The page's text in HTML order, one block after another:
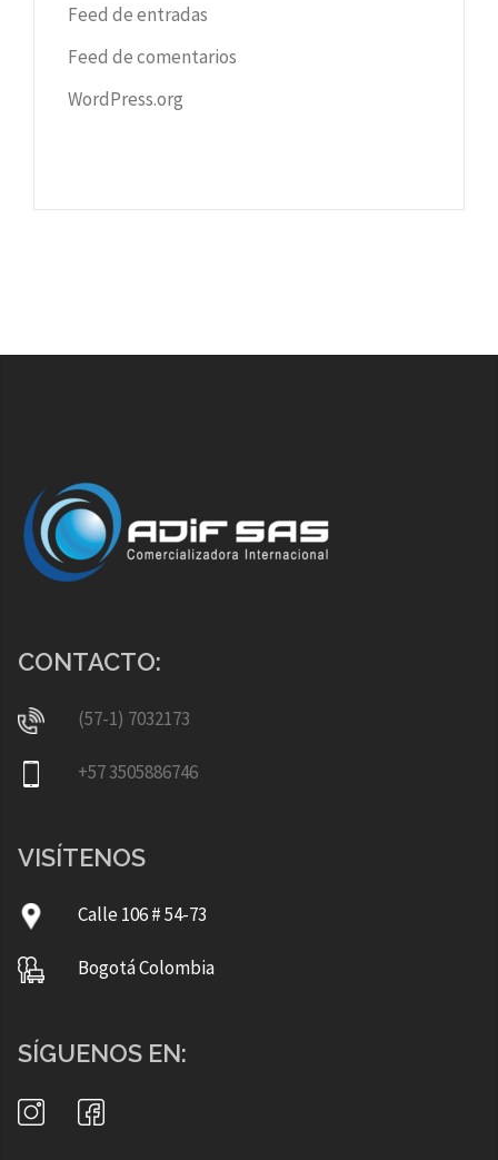
Feed de entradas
Feed de comentarios
WordPress.org
CONTACTO:
(57-1) 7032173
+57 3505886746
VISÍTENOS
Calle 106 # 54-73
Bogotá Colombia
SÍGUENOS EN: